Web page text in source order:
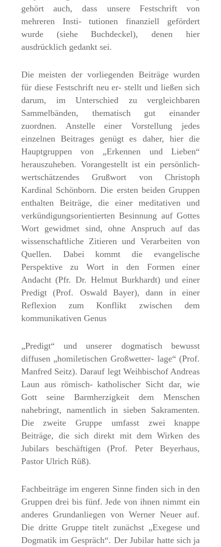
gehört auch, dass unsere Festschrift von
mehreren Insti- tutionen finanziell gefördert
wurde (siehe Buchdeckel), denen hier
ausdrücklich gedankt sei.
Die meisten der vorliegenden Beiträge wurden
für diese Festschrift neu er- stellt und ließen sich
darum, im Unterschied zu vergleichbaren
Sammelbänden, thematisch gut einander
zuordnen. Anstelle einer Vorstellung jedes
einzelnen Beitrages genügt es daher, hier die
Hauptgruppen von „Erkennen und Lieben“
herauszuheben. Vorangestellt ist ein persönlich-
wertschätzendes Grußwort von Christoph
Kardinal Schönborn. Die ersten beiden Gruppen
enthalten Beiträge, die einer meditativen und
verkündigungsorientierten Besinnung auf Gottes
Wort gewidmet sind, ohne Anspruch auf das
wissenschaftliche Zitieren und Verarbeiten von
Quellen. Dabei kommt die evangelische
Perspektive zu Wort in den Formen einer
Andacht (Pfr. Dr. Helmut Burkhardt) und einer
Predigt (Prof. Oswald Bayer), dann in einer
Reflexion zum Konflikt zwischen dem
kommunikativen Genus
„Predigt“ und unserer dogmatisch bewusst
diffusen „homiletischen Großwetter- lage“ (Prof.
Manfred Seitz). Darauf legt Weihbischof Andreas
Laun aus römisch- katholischer Sicht dar, wie
Gott seine Barmherzigkeit dem Menschen
nahebringt, namentlich in sieben Sakramenten.
Die zweite Gruppe umfasst zwei knappe
Beiträge, die sich direkt mit dem Wirken des
Jubilars beschäftigen (Prof. Peter Beyerhaus,
Pastor Ulrich Rüß).
Fachbeiträge im engeren Sinne finden sich in den
Gruppen drei bis fünf. Jede von ihnen nimmt ein
anderes Grundanliegen von Werner Neuer auf.
Die dritte Gruppe titelt zunächst „Exegese und
Dogmatik im Gespräch“. Der Jubilar hatte sich ja